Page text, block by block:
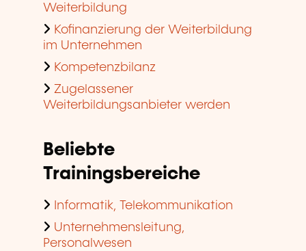
Weiterbildung
Kofinanzierung der Weiterbildung
im Unternehmen
Kompetenzbilanz
Zugelassener
Weiterbildungsanbieter werden
Beliebte
Trainingsbereiche
Informatik, Telekommunikation
Unternehmensleitung,
Personalwesen